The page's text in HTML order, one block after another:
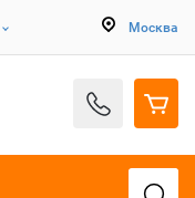
Москва